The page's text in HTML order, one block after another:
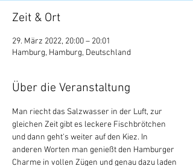
Zeit & Ort
29. März 2022, 20:00 – 20:01
Hamburg, Hamburg, Deutschland
Über die Veranstaltung
Man riecht das Salzwasser in der Luft, zur
gleichen Zeit gibt es leckere Fischbrötchen
und dann geht's weiter auf den Kiez. In
anderen Worten man genießt den Hamburger
Charme in vollen Zügen und genau dazu laden